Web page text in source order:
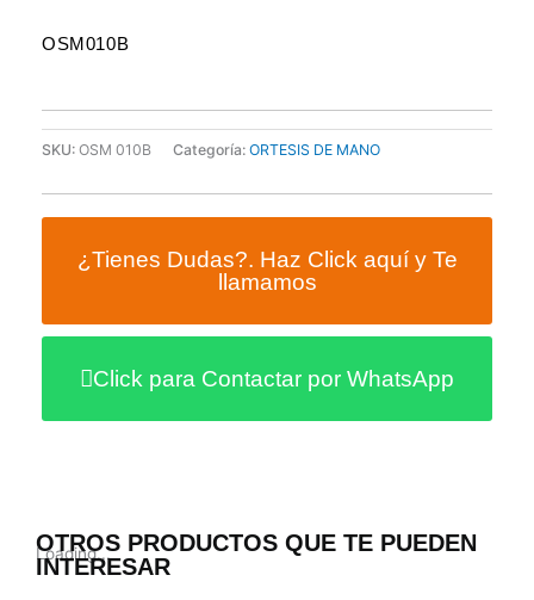
OSM010B
SKU: OSM 010B Categoría: ORTESIS DE MANO
¿Tienes Dudas?. Haz Click aquí y Te
llamamos
Click para Contactar por WhatsApp
Loading...
OTROS PRODUCTOS QUE TE PUEDEN
INTERESAR